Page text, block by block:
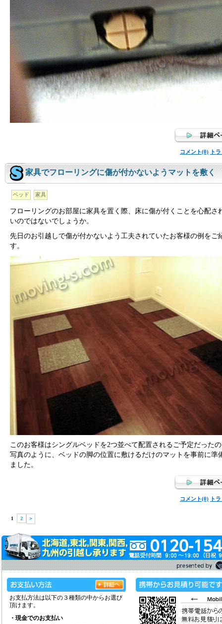
コメント(0) ト
家具でフローリングに傷が付かないようマットを敷く
ベッド 家具
フローリングのお部屋に家具を置く際、床に傷が付くことを心配さ
いのではないでしょうか。
先日のお引越しで傷が付かないよう工夫されていたお客様の例をご
す。
このお客様はシングルベッドを2つ並べて配置されるご予定だった
写真のように、ベッドの脚の位置に敷けるだけのマットを事前に準
ました。
コメント(0) ト
1 2 ＞
お支払方法は以下の３種類の中からお選び
頂けます。
・現金でのお支払い